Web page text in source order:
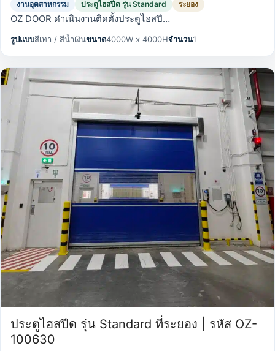
งานอุตสาหกรรม ประตูไฮสปีด รุ่น Standard ระยอง
OZ DOOR ดำเนินงานติดตั้งประตูไฮสปี…
รูปแบบสีเทา / สีน้ำเงินขนาด4000W x 4000Hจำนวน1
ประตูไฮสปีด รุ่น Standard ที่ระยอง | รหัส OZ-
100630